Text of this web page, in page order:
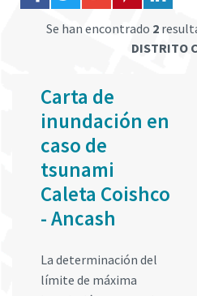
Se han encontrado 2
DISTRITO
Carta de
inundación en
caso de
tsunami
Caleta Coishco
- Ancash
La determinación del
límite de máxima